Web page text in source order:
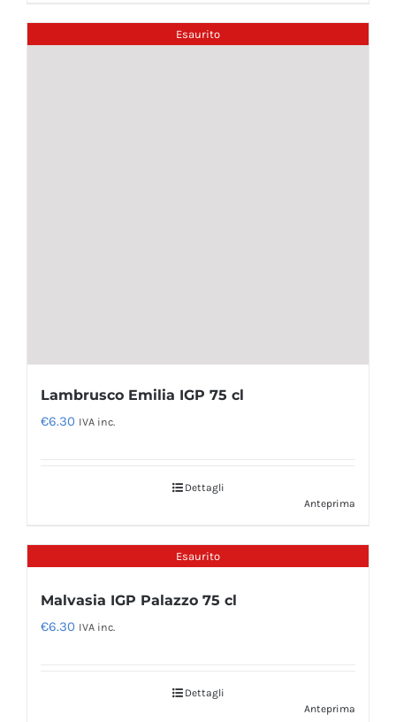
Esaurito
Lambrusco Emilia IGP 75 cl
€6.30 IVA inc.
Dettagli
Anteprima
Esaurito
Malvasia IGP Palazzo 75 cl
€6.30 IVA inc.
Dettagli
Anteprima